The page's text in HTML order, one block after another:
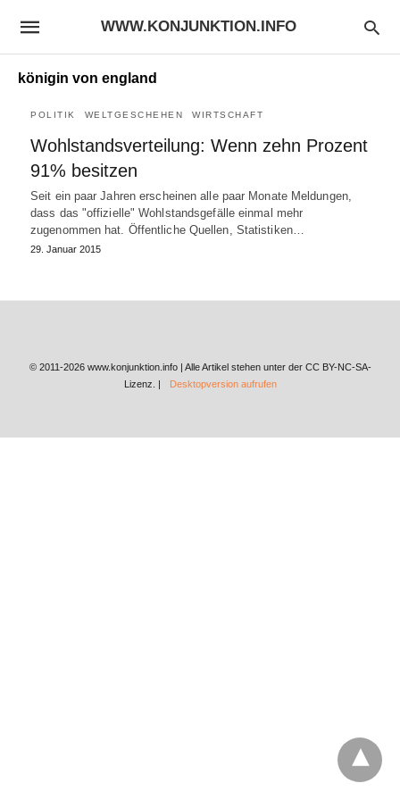
WWW.KONJUNKTION.INFO
königin von england
POLITIK WELTGESCHEHEN WIRTSCHAFT
Wohlstandsverteilung: Wenn zehn Prozent
91% besitzen
Seit ein paar Jahren erscheinen alle paar Monate Meldungen,
dass das "offizielle" Wohlstandsgefälle einmal mehr
zugenommen hat. Öffentliche Quellen, Statistiken…
29. Januar 2015
© 2011-2026 www.konjunktion.info | Alle Artikel stehen unter der CC BY-NC-SA-
Lizenz. |
Desktopversion aufrufen